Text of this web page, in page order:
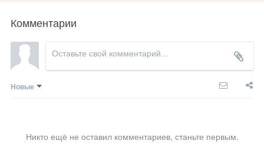
Комментарии
Новые
Никто ещё не оставил комментариев, станьте первым.